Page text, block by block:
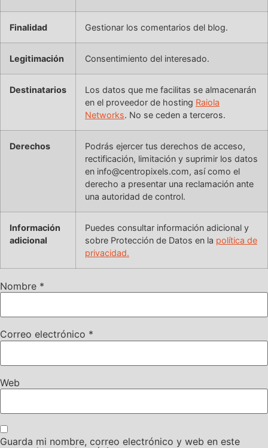
Finalidad Gestionar los comentarios del blog.
Legitimación Consentimiento del interesado.
Destinatarios
Los datos que me facilitas se almacenarán
en el proveedor de hosting Raiola
Networks. No se ceden a terceros.
Derechos
Podrás ejercer tus derechos de acceso,
rectificación, limitación y suprimir los datos
en info@centropixels.com, así como el
derecho a presentar una reclamación ante
una autoridad de control.
Información
adicional
Puedes consultar información adicional y
sobre Protección de Datos en la política de
privacidad.
Nombre *
Correo electrónico *
Web
Guarda mi nombre, correo electrónico y web en este